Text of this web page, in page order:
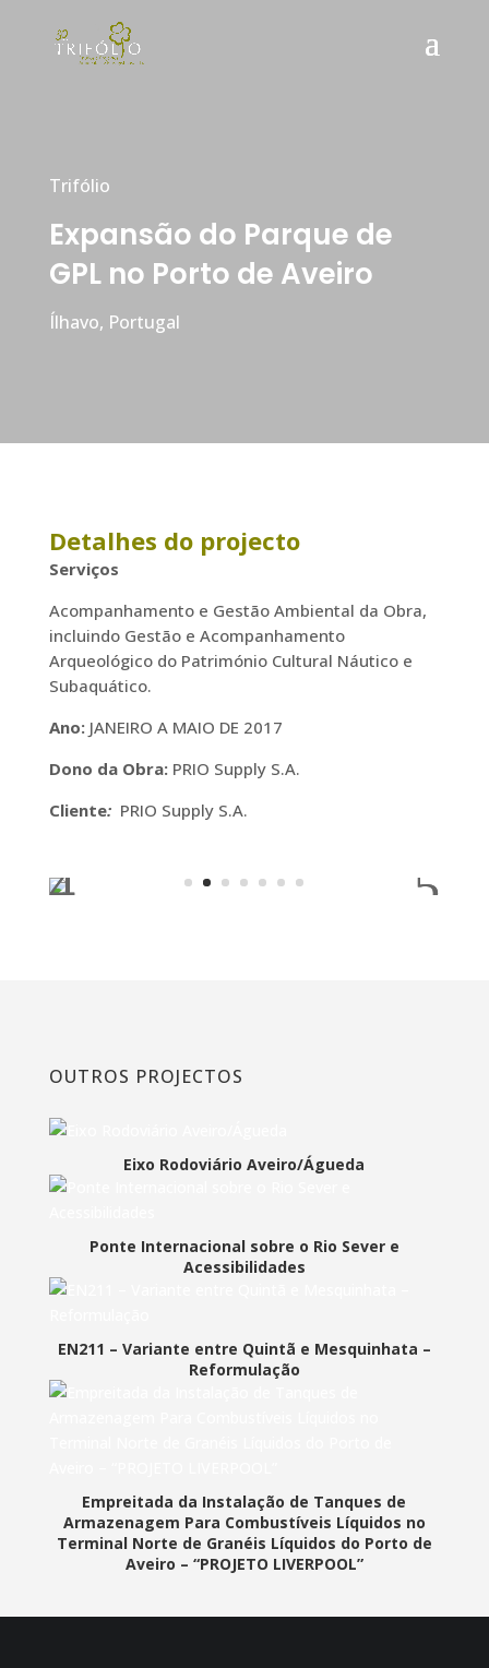
Trifólio
Expansão do Parque de
GPL no Porto de Aveiro
Ílhavo, Portugal
Detalhes do projecto
Serviços
Acompanhamento e Gestão Ambiental da Obra,
incluindo Gestão e Acompanhamento
Arqueológico do Património Cultural Náutico e
Subaquático.
Ano:JANEIRO A MAIO DE 2017
Dono da Obra:PRIO Supply S.A.
Cliente: PRIO Supply S.A.
OUTROS PROJECTOS
Eixo Rodoviário Aveiro/Águeda
Ponte Internacional sobre o Rio Sever e
Acessibilidades
EN211 – Variante entre Quintã e Mesquinhata –
Reformulação
Empreitada da Instalação de Tanques de
Armazenagem Para Combustíveis Líquidos no
Terminal Norte de Granéis Líquidos do Porto de
Aveiro – “PROJETO LIVERPOOL”